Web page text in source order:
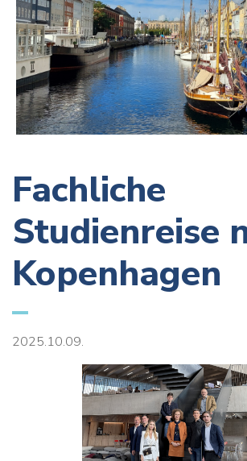
Fachliche
Studienreise
Kopenhagen
2025.10.09.